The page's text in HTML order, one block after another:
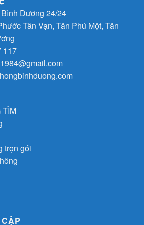
Dương 24/24
Tân Vạn, Tân Phú Một, Tân
117
trọn gói